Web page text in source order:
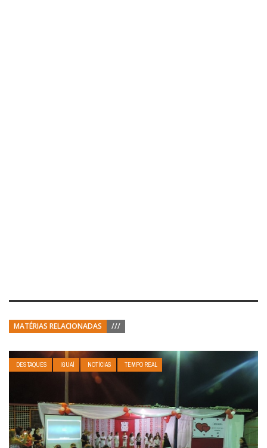
MATÉRIAS RELACIONADAS ///
DESTAQUES IGUAÍ NOTÍCIAS TEMPO REAL